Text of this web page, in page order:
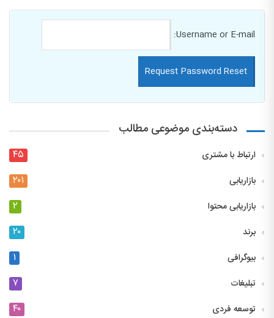
Username or E-mail:
دسته‌بندی موضوعی مطالب
ارتباط با مشتری ۴۵
بازاریابی ۲۰۱
بازاریابی محتوا ۲
برند ۲۰
بیوگرافی ۱
تبلیغات ۷
توسعه فردی ۴۰